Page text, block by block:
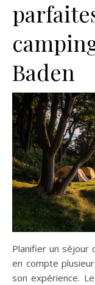
Baden
Planifier un séjour
en compte
son expérience.